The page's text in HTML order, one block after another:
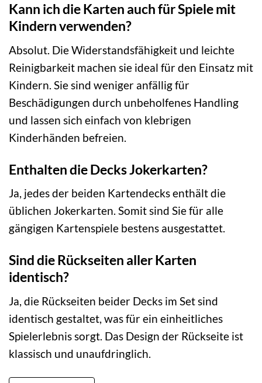
Kann ich die Karten auch für Spiele mit
Kindern verwenden?
Absolut. Die Widerstandsfähigkeit und leichte
Reinigbarkeit machen sie ideal für den Einsatz mit
Kindern. Sie sind weniger anfällig für
Beschädigungen durch unbeholfenes Handling
und lassen sich einfach von klebrigen
Kinderhänden befreien.
Enthalten die Decks Jokerkarten?
Ja, jedes der beiden Kartendecks enthält die
üblichen Jokerkarten. Somit sind Sie für alle
gängigen Kartenspiele bestens ausgestattet.
Sind die Rückseiten aller Karten
identisch?
Ja, die Rückseiten beider Decks im Set sind
identisch gestaltet, was für ein einheitliches
Spielerlebnis sorgt. Das Design der Rückseite ist
klassisch und unaufdringlich.